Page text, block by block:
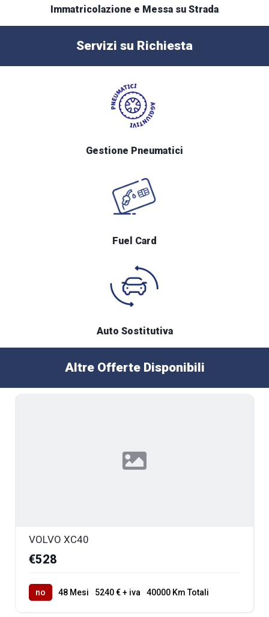
Immatricolazione e Messa su Strada
Servizi su Richiesta
Gestione Pneumatici
Fuel Card
Auto Sostitutiva
Altre Offerte Disponibili
VOLVO XC40
€528
no 48 Mesi 5240 € + iva 40000 Km Totali